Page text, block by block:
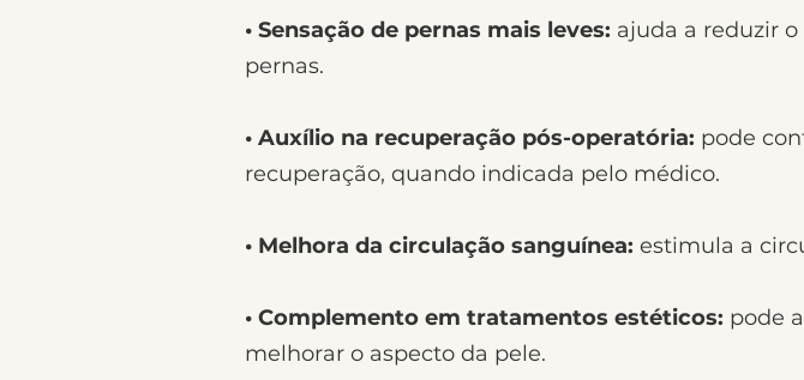
• Sensação de pernas mais leves: ajuda a reduzir
pernas.
• Auxílio na recuperação pós-operatória: pode
recuperação, quando indicada pelo médico.
• Melhora da circulação sanguínea: estimula a
• Complemento em tratamentos estéticos: pode
melhorar o aspecto da pele.